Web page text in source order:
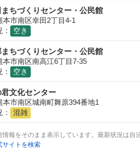
ちづくりセンター・公民館
本市南区幸田2丁目4-1
空き
ちづくりセンター・公民館
本市南区南高江6丁目7-35
空き
君文化センター
本市南区城南町舞原394番地1
混雑
報をそのまま表示しています。最新状況は自
サイトを検索